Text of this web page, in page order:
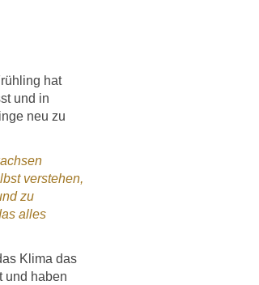
hat
und in
neu zu
verstehen,
zu
alles
Klima das
und haben